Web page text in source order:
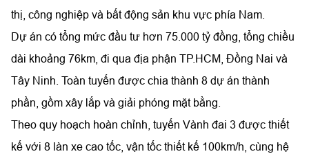
thị, công nghiệp và bất động sản khu vực phía Nam.
Dự án có tổng mức đầu tư hơn 75.000 tỷ đồng, tổng chiều
dài khoảng 76km, đi qua địa phận TP.HCM, Đồng Nai và
Tây Ninh. Toàn tuyến được chia thành 8 dự án thành
phần, gồm xây lắp và giải phóng mặt bằng.
Theo quy hoạch hoàn chỉnh, tuyến Vành đai 3 được thiết
kế với 8 làn xe cao tốc, vận tốc thiết kế 100km/h, cùng hệ